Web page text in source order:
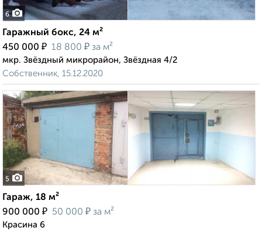
6
Гаражный бокс, 24 м²
450 000 ₽ 18 800 ₽ за м²
мкр. Звёздный микрорайон, Звёздная 4/2
Собственник, 15.12.2020
5
Гараж, 18 м²
900 000 ₽ 50 000 ₽ за м²
Красина 6